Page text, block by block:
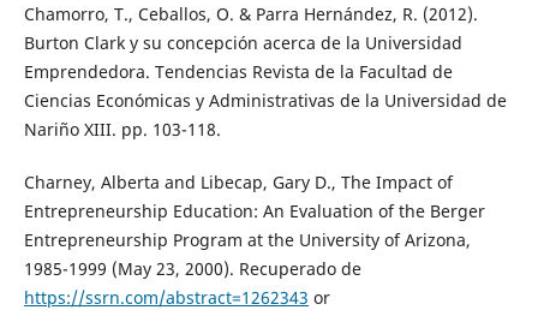
Chamorro, T., Ceballos, O. & Parra Hernández, R. (2012).
Burton Clark y su concepción acerca de la Universidad
Emprendedora. Tendencias Revista de la Facultad de
Ciencias Económicas y Administrativas de la Universidad de
Nariño XIII. pp. 103-118.
Charney, Alberta and Libecap, Gary D., The Impact of
Entrepreneurship Education: An Evaluation of the Berger
Entrepreneurship Program at the University of Arizona,
1985-1999 (May 23, 2000). Recuperado de
https://ssrn.com/abstract=1262343 or